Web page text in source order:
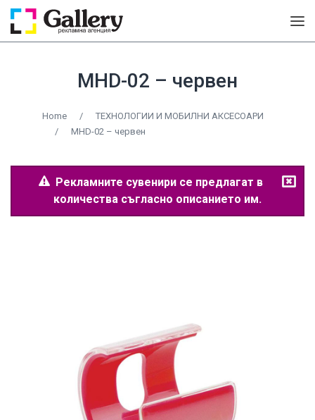
MHD-02 – червен
Home /
ТЕХНОЛОГИИ И МОБИЛНИ АКСЕСОАРИ
/
MHD-02 – червен
Рекламните сувенири се предлагат в
количества съгласно описанието им.